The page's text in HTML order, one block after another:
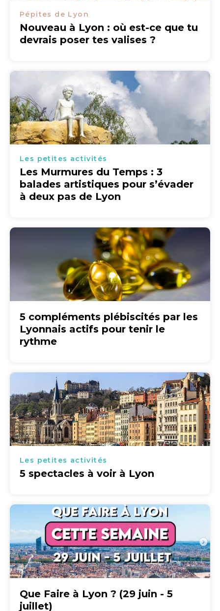
Pépites de Lyon
Nouveau à Lyon : où est-ce que tu
devrais poser tes valises ?
Les petites activités
Les Murmures du Temps : 3
balades artistiques pour s’évader
à deux pas de Lyon
5 compléments plébiscités par les
Lyonnais actifs pour tenir le
rythme
Les petites activités
5 spectacles à voir à Lyon
Que Faire à Lyon ? (29 juin - 5
juillet)